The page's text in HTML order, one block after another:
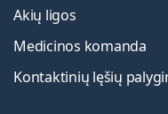
Akių ligos
Medicinos komanda
Kontaktinių lęšių